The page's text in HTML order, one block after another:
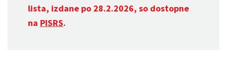
lista, izdane po 28.2.2026, so dostopne
na PISRS.